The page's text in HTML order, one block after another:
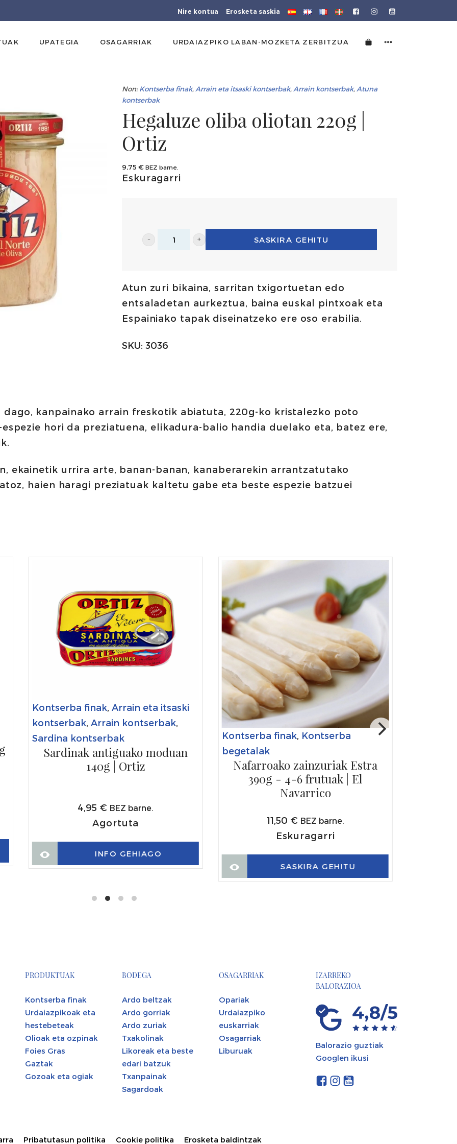
Nire kontua Erosketa saskia
UPATEGIA OSAGARRIAK URDAIAZPIKO LABAN-MOZKETA ZERBITZUA
Non:Kontserba finak, Arrain eta itsaski kontserbak, Arrain kontserbak, Atuna
kontserbak
Hegaluze oliba oliotan 220g |
Ortiz
9,75 € BEZ barne.
Eskuragarri
Hegaluze
220g
|
Ortiz
SASKIRA GEHITU
Atun zuri bikaina, sarritan txigortuetan edo
entsaladetan aurkeztua, baina euskal pintxoak eta
Espainiako tapak diseinatzeko ere oso erabilia.
SKU: 3036
dago, kanpainako arrain freskotik abiatuta, 220g-ko kristalezko poto
hori da preziatuena, elikadura-balio handia duelako eta, batez ere,
ekainetik urrira arte, banan-banan, kanaberarekin arrantzatutako
haien haragi preziatuak kaltetu gabe eta beste espezie batzuei
Kontserba finak, Arrain eta itsaski
kontserbak, Arrain kontserbak,
Sardina kontserbak
Sardinak antiguako moduan
140g | Ortiz
4,95 € BEZ barne.
Agortuta
INFO GEHIAGO
Kontserba finak, Kontserba
begetalak
Nafarroako zainzuriak Estra
390g - 4-6 frutuak | El
Navarrico
11,50 € BEZ barne.
Eskuragarri
SASKIRA GEHITU
PRODUKTUAK
Kontserba finak
Urdaiazpikoak eta
hestebeteak
Olioak eta ozpinak
Foies Gras
Gaztak
Gozoak eta ogiak
BODEGA
Ardo beltzak
Ardo gorriak
Ardo zuriak
Txakolinak
Likoreak eta beste
edari batzuk
Txanpainak
Sagardoak
OSAGARRIAK
Opariak
Urdaiazpiko
euskarriak
Osagarriak
Liburuak
IZARREKO
BALORAZIOA
Balorazio guztiak
Googlen ikusi
Pribatutasun politika Cookie politika Erosketa baldintzak